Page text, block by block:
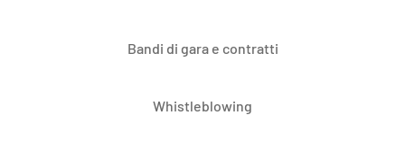
Bandi di gara e contratti
Whistleblowing